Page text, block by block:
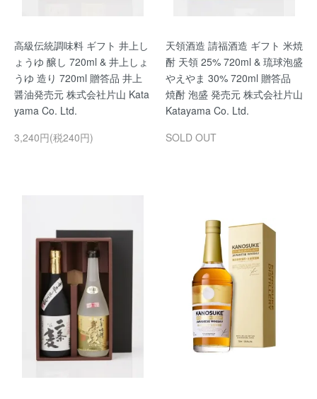
高級伝統調味料 ギフト 井上し
ょうゆ 醸し 720ml & 井上しょ
うゆ 造り 720ml 贈答品 井上
醤油発売元 株式会社片山 Kata
yama Co. Ltd.
3,240円(税240円)
天領酒造 請福酒造 ギフト 米焼
酎 天領 25% 720ml & 琉球泡盛
やえやま 30% 720ml 贈答品
焼酎 泡盛 発売元 株式会社片山
Katayama Co. Ltd.
SOLD OUT